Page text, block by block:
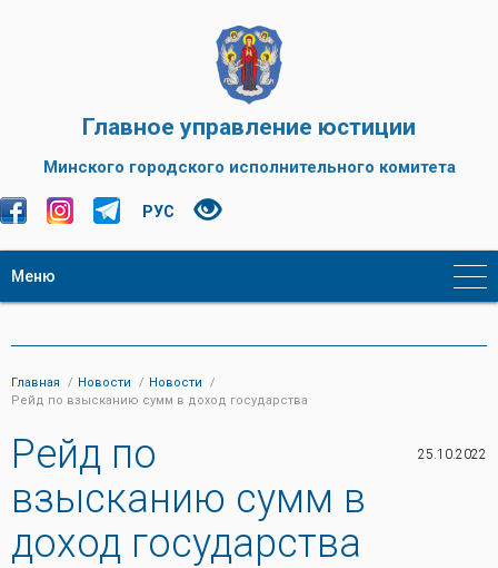
Главное управление юстиции
Минского городского исполнительного комитета
РУС
Меню
Главная Новости
Новости
Рейд по взысканию сумм в доход государства
Рейд по
взысканию сумм в
доход государства
25.10.2022